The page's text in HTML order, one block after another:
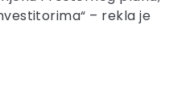
– rekla je